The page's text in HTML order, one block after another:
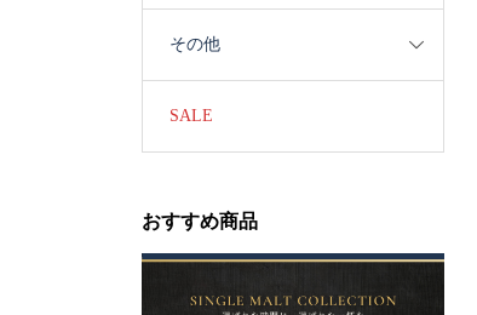
その他
SALE
おすすめ商品